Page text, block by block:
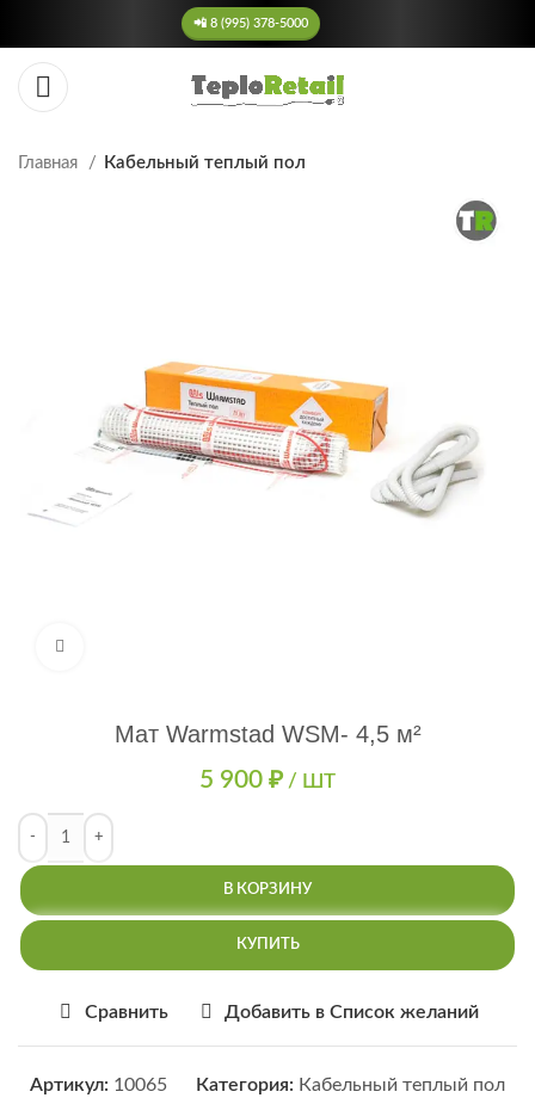
📲 8 (995) 378-5000
Главная Кабельный теплый пол
Мат Warmstad WSM- 4,5 м²
5 900 ₽ / ШТ
В КОРЗИНУ
КУПИТЬ
Сравнить Добавить в Список желаний
Артикул: 10065 Категория: Кабельный теплый пол